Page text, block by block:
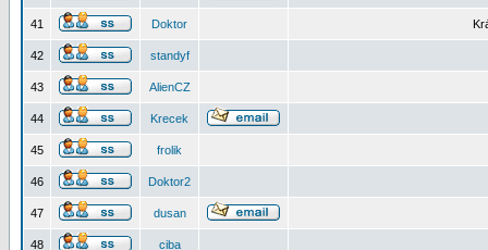
41 Doktor
42 standyf
43 AlienCZ
44 Krecek
45 frolik
46 Doktor2
47 dusan
48 ciba